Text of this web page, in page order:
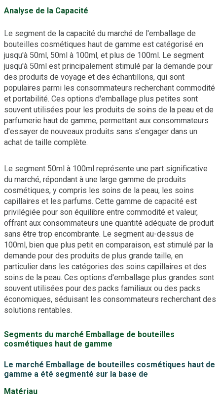
Analyse de la Capacité
Le segment de la capacité du marché de l'emballage de
bouteilles cosmétiques haut de gamme est catégorisé en
jusqu'à 50ml, 50ml à 100ml, et plus de 100ml. Le segment
jusqu'à 50ml est principalement stimulé par la demande pour
des produits de voyage et des échantillons, qui sont
populaires parmi les consommateurs recherchant commodité
et portabilité. Ces options d'emballage plus petites sont
souvent utilisées pour les produits de soins de la peau et de
parfumerie haut de gamme, permettant aux consommateurs
d'essayer de nouveaux produits sans s'engager dans un
achat de taille complète.
Le segment 50ml à 100ml représente une part significative
du marché, répondant à une large gamme de produits
cosmétiques, y compris les soins de la peau, les soins
capillaires et les parfums. Cette gamme de capacité est
privilégiée pour son équilibre entre commodité et valeur,
offrant aux consommateurs une quantité adéquate de produit
sans être trop encombrante. Le segment au-dessus de
100ml, bien que plus petit en comparaison, est stimulé par la
demande pour des produits de plus grande taille, en
particulier dans les catégories des soins capillaires et des
soins de la peau. Ces options d'emballage plus grandes sont
souvent utilisées pour des packs familiaux ou des packs
économiques, séduisant les consommateurs recherchant des
solutions rentables.
Segments du marché Emballage de bouteilles
cosmétiques haut de gamme
Le marché Emballage de bouteilles cosmétiques haut de
gamme a été segmenté sur la base de
Matériau